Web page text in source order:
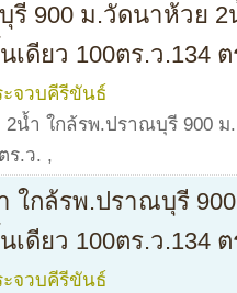
รี 900 ม.วัดนาห้วย
เดียว 100ตร.ว.134
ะจวบคีรีขันธ์
2น้ำ ใกล้รพ.ปราณบุรี 900
ร.ว. ,
ใกล้รพ.ปราณบุรี
เดียว 100ตร.ว.134
ะจวบคีรีขันธ์